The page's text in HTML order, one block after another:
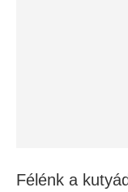
Félénk a